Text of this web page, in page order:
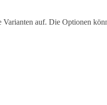
Varianten auf. Die Optionen